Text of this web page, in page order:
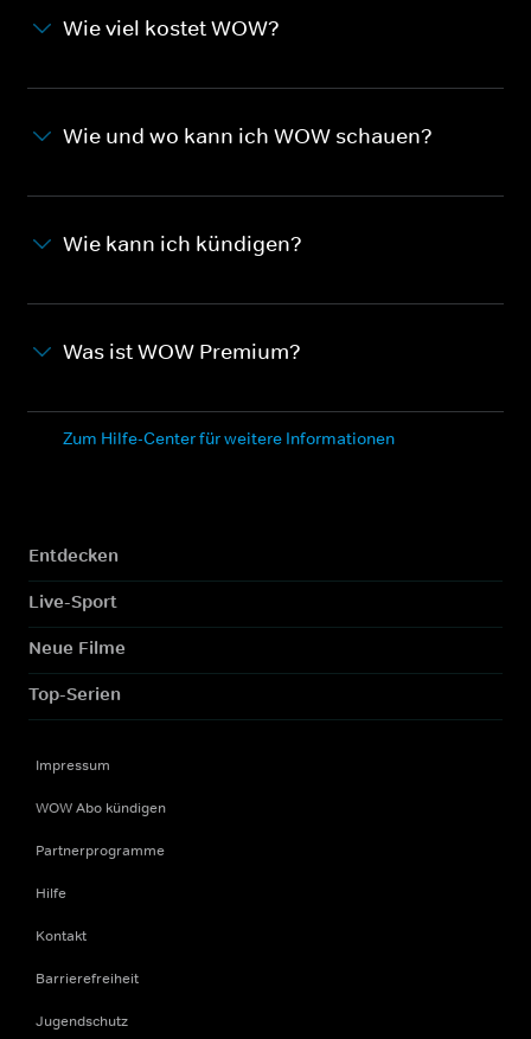
Wie viel kostet WOW?
Wie und wo kann ich WOW schauen?
Wie kann ich kündigen?
Was ist WOW Premium?
Zum Hilfe-Center für weitere Informationen
Entdecken
Live-Sport
Neue Filme
Top-Serien
Impressum
WOW Abo kündigen
Partnerprogramme
Hilfe
Kontakt
Barrierefreiheit
Jugendschutz